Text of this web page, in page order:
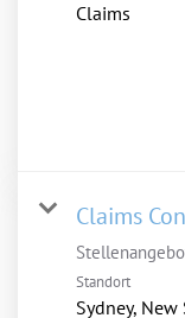
Claims
Claims
Standort
Sydney,